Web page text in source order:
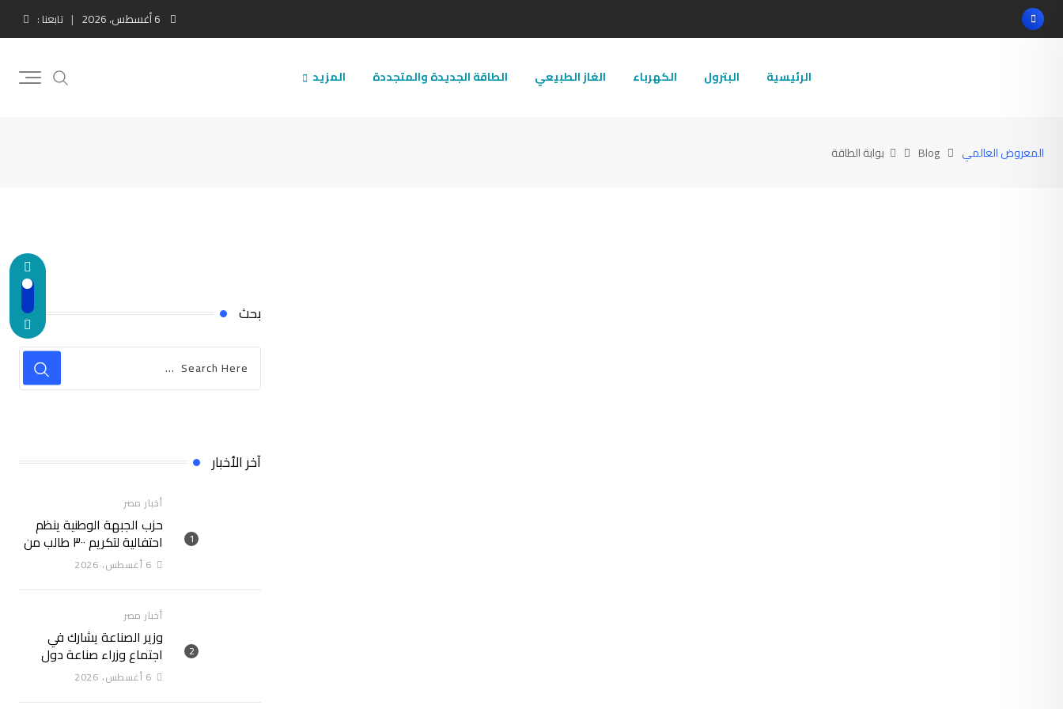
Skip
to
6 أغسطس، 2026 تابعنا :
الرئيسية البترول الكهرباء الغاز الطبيعي الطاقة الجديدة والمتجددة المزيد
المعروض العالمي Blog بوابة الطاقة
بحث
آخر الأخبار
أخبار مصر
حزب الجبهة الوطنية ينظم
احتفالية لتكريم ٣٠٠ طالب من
حفظة القرآن الكريم ببني
6 أغسطس، 2026
أخبار مصر
وزير الصناعة يشارك في
اجتماع وزراء صناعة دول
تجمع البريكس المنعقد
بمدينة جايبور الهندية ويدعو
6 أغسطس، 2026